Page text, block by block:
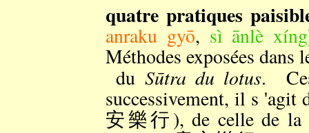
quatre pratiques
anraku gyō, sì ānlè xíng
Méthodes exposées dans
du Sūtra du lotus.
successivement, il s 'agit
安樂行), de celle de